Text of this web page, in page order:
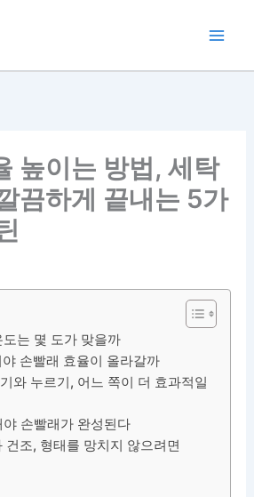
높이는 방법, 세탁
끔하게 끝내는 5가
는 몇 도가 맞을까
손빨래 효율이 올라갈까
와 누르기, 어느 쪽이 더 효과적일
손빨래가 완성된다
건조, 형태를 망치지 않으려면